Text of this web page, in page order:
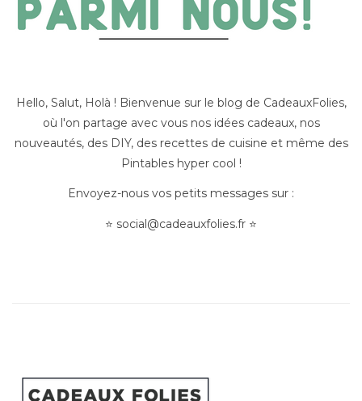
Hello, Salut, Holà ! Bienvenue sur le blog de CadeauxFolies,
où l'on partage avec vous nos idées cadeaux, nos
nouveautés, des DIY, des recettes de cuisine et même des
Pintables hyper cool !
Envoyez-nous vos petits messages sur :
⭐ social@cadeauxfolies.fr ⭐